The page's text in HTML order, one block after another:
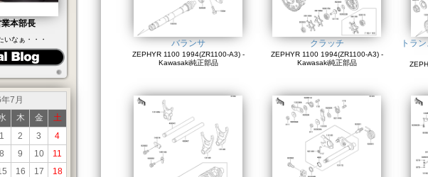
本部長
いなぁ・・・
7月
木 金
土
1
2 3
4
8 9 10
11
16 17
18
バランサ
ZEPHYR 1100 1994(ZR1100-A3) -
Kawasaki純正部品
クラッチ
ZEPHYR 1100 1994(ZR1100-A3) -
Kawasaki純正部品
トラ